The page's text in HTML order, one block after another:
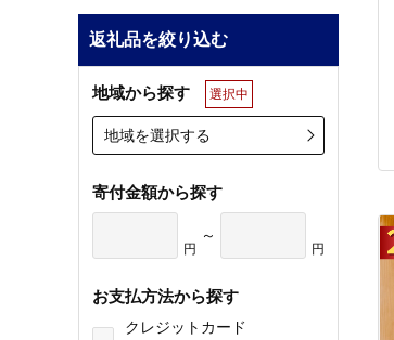
返礼品を絞り込む
地域から探す 選択中
地域を選択する
寄付金額から探す
円
～
円
お支払方法から探す
クレジットカード